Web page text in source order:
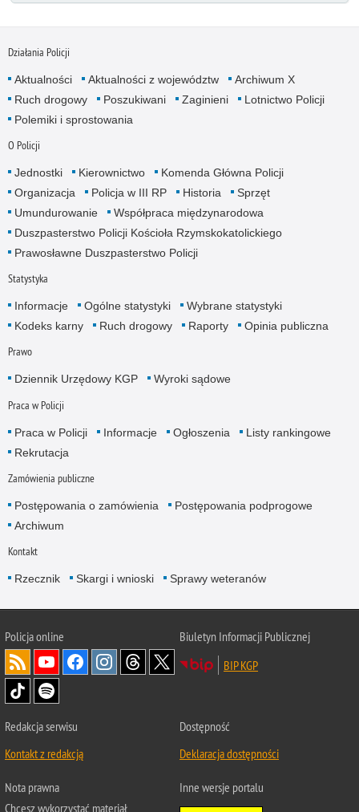
Działania Policji
Aktualności Aktualności z województw
Archiwum X
Ruch drogowy
Poszukiwani Zaginieni
Lotnictwo Policji
Polemiki i sprostowania
O Policji
Jednostki Kierownictwo
Komenda Główna Policji
Organizacja
Policja w III RP Historia
Sprzęt
Umundurowanie
Współpraca międzynarodowa
Duszpasterstwo Policji Kościoła Rzymskokatolickiego
Prawosławne Duszpasterstwo Policji
Statystyka
Informacje Ogólne statystyki
Wybrane statystyki
Kodeks karny
Ruch drogowy Raporty Opinia publiczna
Prawo
Dziennik Urzędowy KGP Wyroki sądowe
Praca w Policji
Praca w Policji Informacje Ogłoszenia
Listy rankingowe
Rekrutacja
Zamówienia publiczne
Postępowania o zamówienia
Postępowania podprogowe
Archiwum
Kontakt
Rzecznik Skargi i wnioski Sprawy weteranów
Policjaonline
Biuletyn Informacji Publicznej
BIP KGP
Redakcja serwisu
Kontakt z redakcją
Dostępność
Deklaracja dostępności
Nota prawna
Chcesz wykorzystać materiał
Inne wersje portalu